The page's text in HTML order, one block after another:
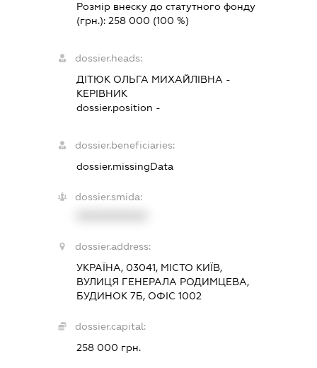
Розмір внеску до статутного фонду
(грн.):258 000 (100 %)
dossier.heads:
ДІТЮК ОЛЬГА МИХАЙЛІВНА -
КЕРІВНИК
dossier.position -
dossier.beneficiaries:
dossier.missingData
dossier.smida:
dossier.address:
УКРАЇНА, 03041, МІСТО КИЇВ,
ВУЛИЦЯ ГЕНЕРАЛА РОДИМЦЕВА,
БУДИНОК 7Б, ОФІС 1002
dossier.capital:
258 000 грн.